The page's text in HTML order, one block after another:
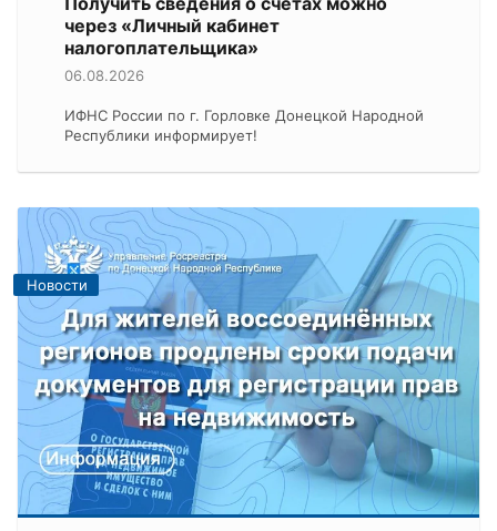
через «Личный кабинет
налогоплательщика»
06.08.2026
ИФНС России по г. Горловке Донецкой Народной
Республики информирует!
Новости